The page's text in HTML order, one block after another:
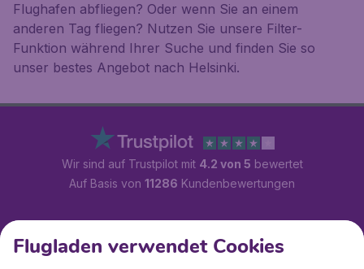
Flughafen abfliegen? Oder wenn Sie an einem
anderen Tag fliegen? Nutzen Sie unsere Filter-
Funktion während Ihrer Suche und finden Sie so
unser bestes Angebot nach Helsinki.
Wir sind auf Trustpilot mit 4.2 von 5 bewertet
Auf Basis von 11286 Kundenbewertungen
Kundenservice
Flugladen verwendet Cookies